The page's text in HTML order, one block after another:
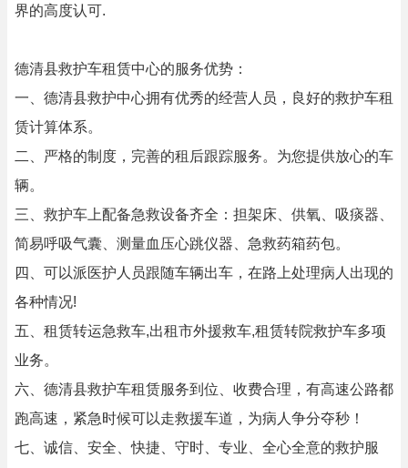
界的高度认可.
德清县救护车租赁中心的服务优势：
一、德清县救护中心拥有优秀的经营人员，良好的救护车租
赁计算体系。
二、严格的制度，完善的租后跟踪服务。为您提供放心的车
辆。
三、救护车上配备急救设备齐全：担架床、供氧、吸痰器、
简易呼吸气囊、测量血压心跳仪器、急救药箱药包。
四、可以派医护人员跟随车辆出车，在路上处理病人出现的
各种情况!
五、租赁转运急救车,出租市外援救车,租赁转院救护车多项
业务。
六、德清县救护车租赁服务到位、收费合理，有高速公路都
跑高速，紧急时候可以走救援车道，为病人争分夺秒！
七、诚信、安全、快捷、守时、专业、全心全意的救护服